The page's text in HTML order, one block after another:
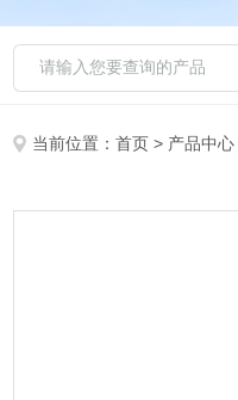
当前位置：首页 > 产品中心